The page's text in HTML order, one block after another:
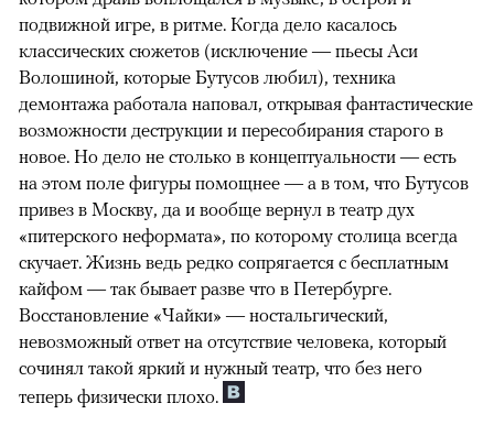
подвижной игре, в ритме. Когда дело касалось
классических сюжетов (исключение — пьесы Аси
Волошиной, которые Бутусов любил), техника
демонтажа работала наповал, открывая фантастические
возможности деструкции и пересобирания старого в
новое. Но дело не столько в концептуальности — есть
на этом поле фигуры помощнее — а в том, что Бутусов
привез в Москву, да и вообще вернул в театр дух
«питерского неформата», по которому столица всегда
скучает. Жизнь ведь редко сопрягается с бесплатным
кайфом — так бывает разве что в Петербурге.
Восстановление «Чайки» — ностальгический,
невозможный ответ на отсутствие человека, который
сочинял такой яркий и нужный театр, что без него
теперь физически плохо.